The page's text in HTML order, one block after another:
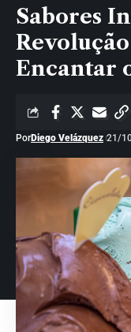
Sabores
Encantar
PorDiego Velázquez 21/